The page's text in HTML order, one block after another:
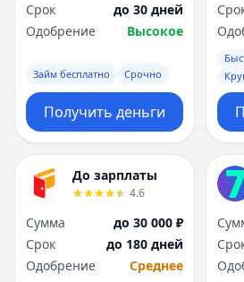
Срок
до 30 дней
Одобрение
Высокое
Займ бесплатно Срочно
Получить деньги
До зарплаты
4.6
Сумма
до 30 000 ₽
Срок
до 180 дней
Одобрение
Среднее